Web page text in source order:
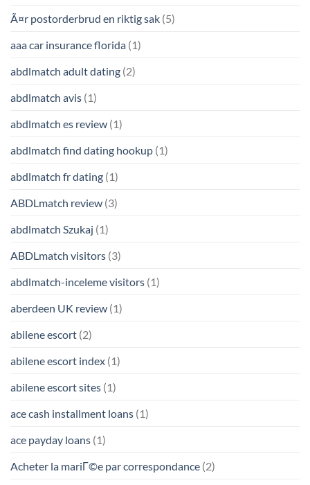
Ã¤r postorderbrud en riktig sak (5)
aaa car insurance florida (1)
abdlmatch adult dating (2)
abdlmatch avis (1)
abdlmatch es review (1)
abdlmatch find dating hookup (1)
abdlmatch fr dating (1)
ABDLmatch review (3)
abdlmatch Szukaj (1)
ABDLmatch visitors (3)
abdlmatch-inceleme visitors (1)
aberdeen UK review (1)
abilene escort (2)
abilene escort index (1)
abilene escort sites (1)
ace cash installment loans (1)
ace payday loans (1)
Acheter la mariГ©e par correspondance (2)